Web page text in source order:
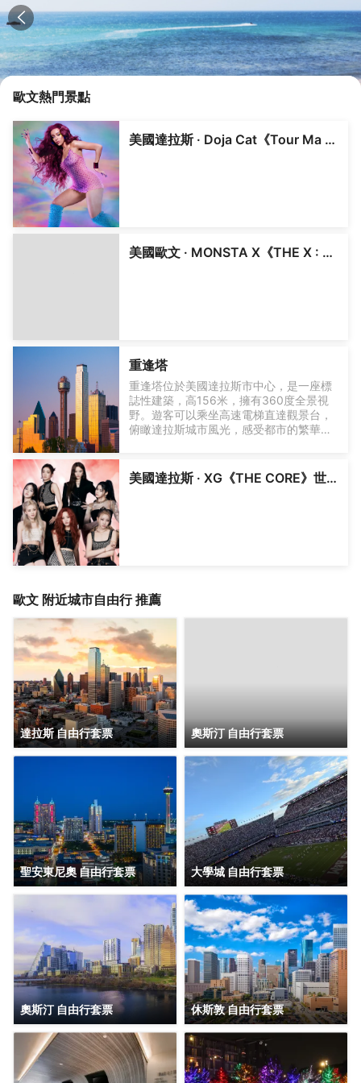
歐文熱門景點
美國達拉斯 · Doja Cat《Tour Ma Vie》世界巡演
美國歐文 · MONSTA X《THE X : NEXUS》2026 世界巡演
重逢塔
重逢塔位於美國達拉斯市中心，是一座標
誌性建築，高156米，擁有360度全景視
野。遊客可以乘坐高速電梯直達觀景台，
俯瞰達拉斯城市風光，感受都市的繁華與
展。此外，重逢塔還定期舉辦各類文化活
動，如音樂會、藝術展覽等，為遊客提供
美國達拉斯 · XG《THE CORE》世界巡演
歐文 附近城市自由行 推薦
達拉斯 自由行套票 奧斯汀 自由行套票
聖安東尼奧 自由行套票 大學城 自由行套票
奧斯汀 自由行套票 休斯敦 自由行套票